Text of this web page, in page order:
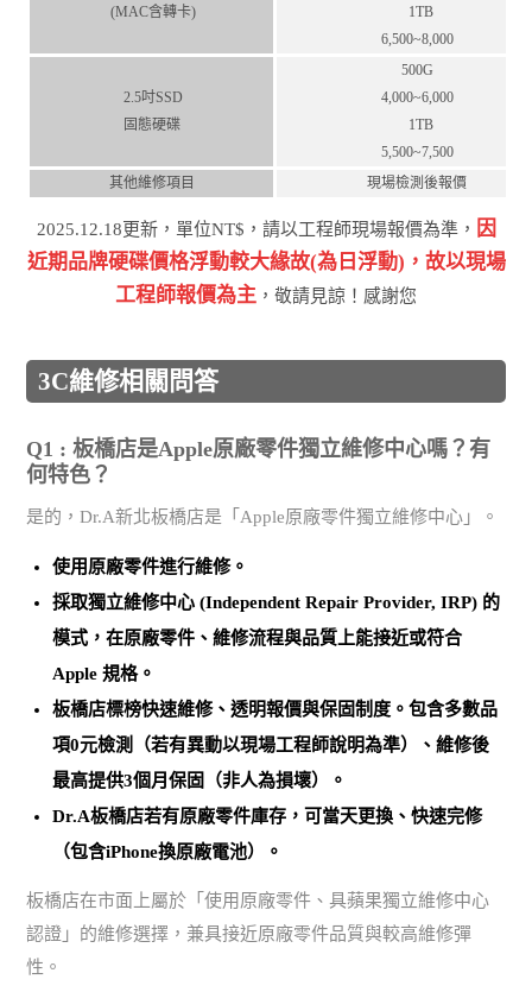
(MAC含轉卡)
1TB
6,500~8,000
2.5吋SSD
固態硬碟
500G
4,000~6,000
1TB
5,500~7,500
其他維修項目
現場檢測後報價
2025.12.18更新，單位NT$，請以工程師現場報價為準， 因
近期品牌硬碟價格浮動較⼤緣故(為⽇浮動)，故以現場
⼯程師報價為主 ，敬請⾒諒！感謝您
3C維修相關問答
Q1 : 板橋店是Apple原廠零件獨立維修中心嗎？有
何特色？
是的，Dr.A新北板橋店是「Apple原廠零件獨立維修中心」。
使用原廠零件進行維修。
採取獨立維修中心 (Independent Repair Provider, IRP) 的
模式，在原廠零件、維修流程與品質上能接近或符合
Apple 規格。
板橋店標榜快速維修、透明報價與保固制度 。包含多數品
項0元檢測（若有異動以現場工程師說明為準）、維修後
最高提供3個月保固（非人為損壞）。
Dr.A板橋店若有原廠零件庫存，可當天更換、快速完修
（包含iPhone換原廠電池）。
板橋店在市面上屬於「使用原廠零件、具蘋果獨立維修中心
認證」的維修選擇，兼具接近原廠零件品質與較高維修彈
性。